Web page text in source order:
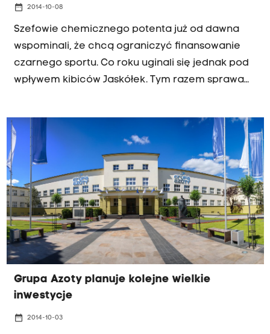
date_range 2014-10-08
Szefowie chemicznego potenta już od dawna
wspominali, że chcą ograniczyć finansowanie
czarnego sportu. Co roku uginali się jednak pod
wpływem kibiców Jaskółek. Tym razem sprawa
klubu.
Grupa Azoty planuje kolejne wielkie
inwestycje
date_range 2014-10-03